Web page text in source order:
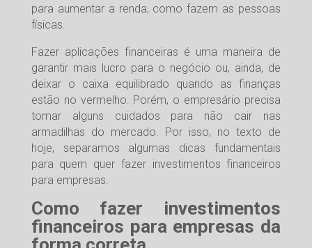
para aumentar a renda, como fazem as pessoas
físicas.
Fazer aplicações financeiras é uma maneira de
garantir mais lucro para o negócio ou, ainda, de
deixar o caixa equilibrado quando as finanças
estão no vermelho. Porém, o empresário precisa
tomar alguns cuidados para não cair nas
armadilhas do mercado. Por isso, no texto de
hoje, separamos algumas dicas fundamentais
para quem quer fazer investimentos financeiros
para empresas.
Como fazer investimentos
financeiros para empresas da